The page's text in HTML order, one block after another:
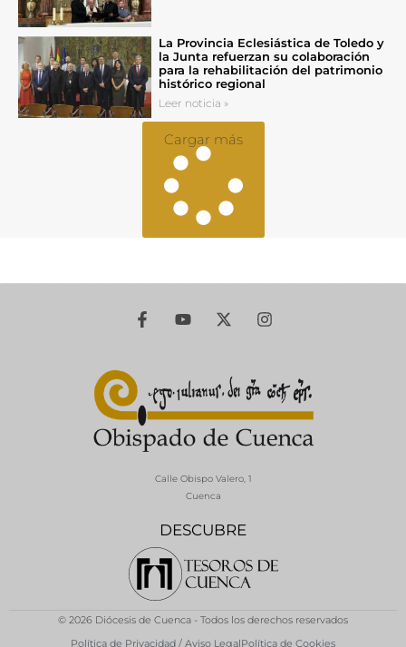
La Provincia Eclesiástica de Toledo y
la Junta refuerzan su colaboración
para la rehabilitación del patrimonio
histórico regional
Leer noticia »
Cargar más
DESCUBRE
Calle Obispo Valero, 1
Cuenca
© 2026 Diócesis de Cuenca - Todos los derechos reservados
Política de Privacidad / Aviso LegalPolítica de Cookies